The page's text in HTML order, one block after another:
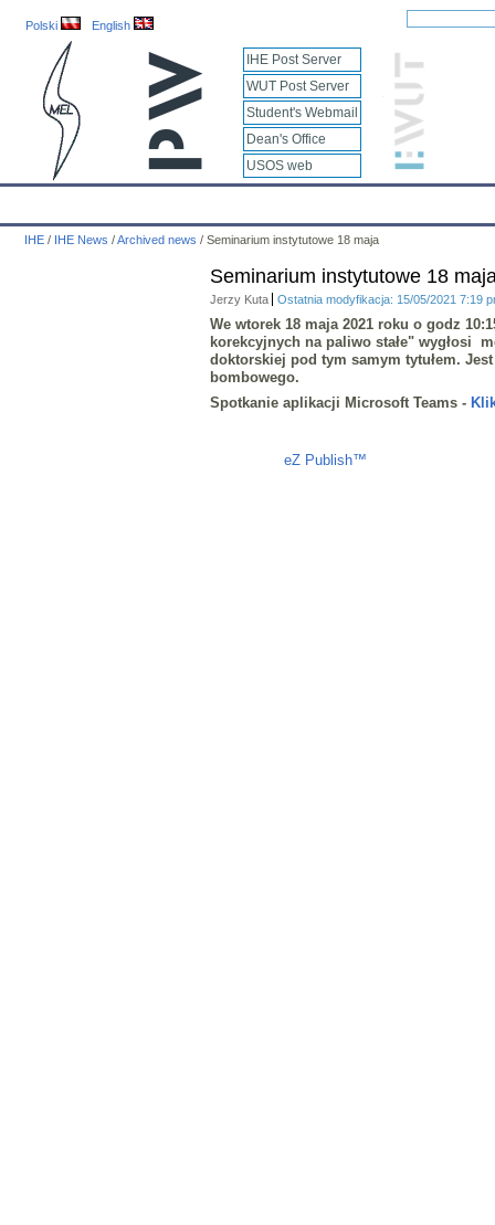
Polski English
IHE Post Server
WUT Post Server
Student's Webmail
Dean's Office
USOS web
IHE / IHE News /Archived news / Seminarium instytutowe 18 maja
Seminarium instytutowe 18
Jerzy Kuta Ostatnia modyfikacja: 15/05/2021 7:19
We wtorek 18 maja 2021 roku o godz
korekcyjnych na paliwo stałe" wygłosi
doktorskiej pod tym samym tytułem.
bombowego.
Spotkanie aplikacji Microsoft Teams-
eZ Publish™